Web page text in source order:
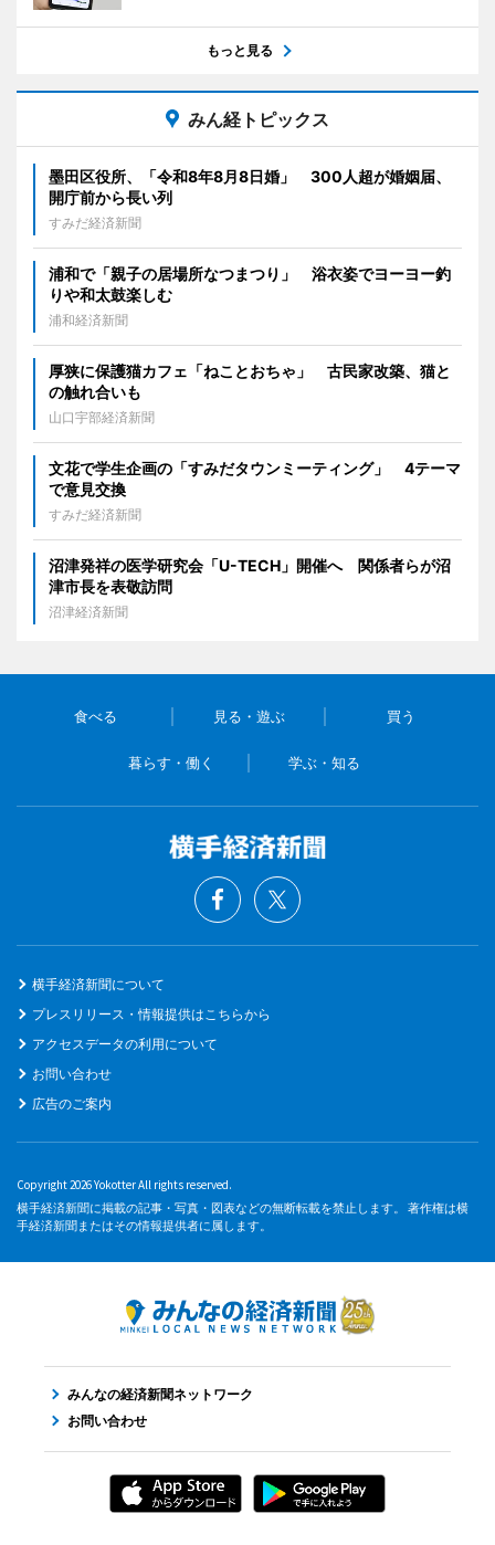
もっと見る
みん経トピックス
墨田区役所、「令和8年8月8日婚」 300人超が婚姻届、
開庁前から長い列
すみだ経済新聞
浦和で「親子の居場所なつまつり」 浴衣姿でヨーヨー釣
りや和太鼓楽しむ
浦和経済新聞
厚狭に保護猫カフェ「ねことおちゃ」 古民家改築、猫と
の触れ合いも
山口宇部経済新聞
文花で学生企画の「すみだタウンミーティング」 4テーマ
で意見交換
すみだ経済新聞
沼津発祥の医学研究会「U-TECH」開催へ 関係者らが沼
津市長を表敬訪問
沼津経済新聞
食べる 見る・遊ぶ 買う
暮らす・働く 学ぶ・知る
横手経済新聞について
プレスリリース・情報提供はこちらから
アクセスデータの利用について
お問い合わせ
広告のご案内
Copyright 2026 Yokotter All rights reserved.
横手経済新聞に掲載の記事・写真・図表などの無断転載を禁止します。 著作権は横
手経済新聞またはその情報提供者に属します。
みんなの経済新聞ネットワーク
お問い合わせ